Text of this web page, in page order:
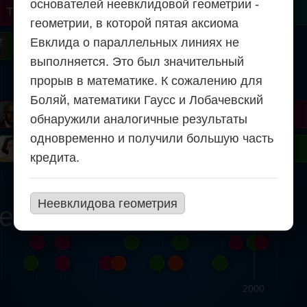
2000
Avila
Mirzakhani
Tao
Bourgain
Matiyasevich
Uhlenbeck
Penrose
Serre
Mandelbrot
Robinson
Blackwell
Gardner
Turing
основателей неевклидовой геометрии -
геометрии, в которой пятая аксиома
Евклида о параллельных линиях не
выполняется. Это был значительный
прорыв в математике. К сожалению для
Боляй, математики Гаусс и Лобачевский
обнаружили аналогичные результаты
одновременно и получили большую часть
кредита.
Неевклидова геометрия